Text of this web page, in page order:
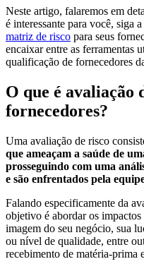
Neste artigo, falaremos em
é interessante para você, siga
matriz de risco para seus
encaixar entre as ferramentas
qualificação de fornecedores
O que é avaliação
fornecedores?
Uma avaliação de risco
que ameaçam a saúde de
prosseguindo com uma
e são enfrentados pela
Falando especificamente da
objetivo é abordar os
imagem do seu negócio, sua
ou nível de qualidade, entre
recebimento de matéria-prima